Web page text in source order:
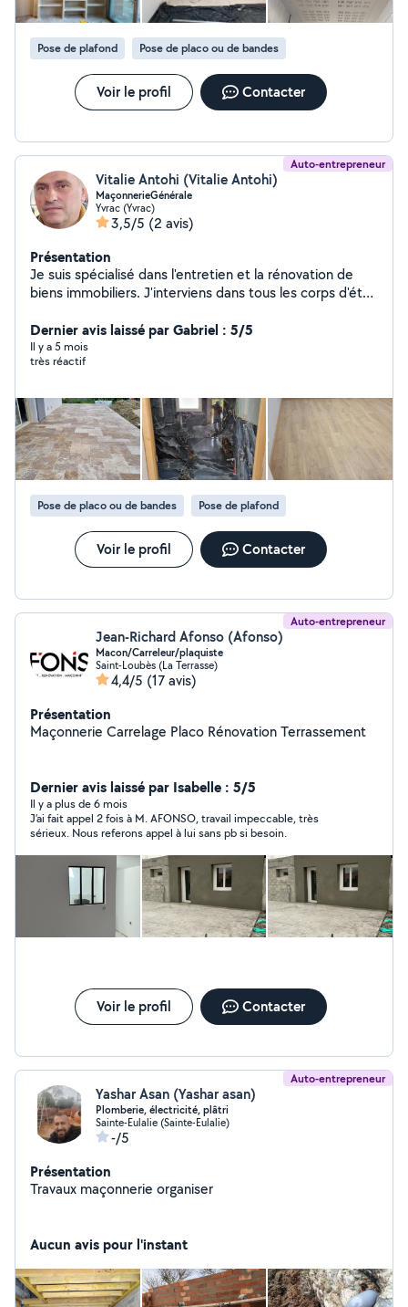
Pose de plafond Pose de placo ou de bandes
Voir le profil Contacter
Auto-entrepreneur
Vitalie Antohi (Vitalie Antohi)
MaçonnerieGénérale
Yvrac (Yvrac)
3,5/5 (2 avis)
Présentation
Je suis spécialisé dans l'entretien et la rénovation de
biens immobiliers. J'interviens dans tous les corps d'état
multiservices » pouvant répondre à une large gamme de
travaux allant de la salle de bains clé en main, de la pose
de parquet, de la réfection complète d'une pièce
menuiseries extérieures comme intérieures Mais aussi
des tâches relevant plus du « petit » bricolage.
Dernier avis laissé par Gabriel : 5/5
Il y a 5 mois
très réactif
Pose de placo ou de bandes Pose de plafond
Voir le profil Contacter
Auto-entrepreneur
Jean-Richard Afonso (Afonso)
Macon/Carreleur/plaquiste
Saint-Loubès (La Terrasse)
4,4/5 (17 avis)
Présentation
Maçonnerie Carrelage Placo Rénovation Terrassement
Dernier avis laissé par Isabelle : 5/5
Il y a plus de 6 mois
J’ai fait appel 2 fois à M. AFONSO, travail impeccable, très
sérieux. Nous referons appel à lui sans pb si besoin.
Voir le profil Contacter
Auto-entrepreneur
Yashar Asan (Yashar asan)
Plomberie, électricité, plâtri
Sainte-Eulalie (Sainte-Eulalie)
-/5
Présentation
Travaux maçonnerie organiser
Aucun avis pour l'instant